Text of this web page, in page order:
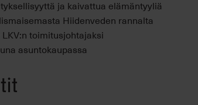
ja kaivattua elämäntyyliä
Hiidenveden rannalta
toimitusjohtajaksi
asuntokaupassa